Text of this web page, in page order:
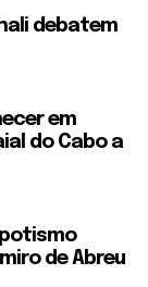
debatem
em
do Cabo a
de Abreu